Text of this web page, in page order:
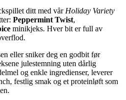
ditt med vår Holiday Variety
Peppermint Twist,
minikjeks. Hver bit er full av
eller sniker deg en godbit før
julestemning uten dårlig
og enkle ingredienser, leverer
festlig smak og et proteinløft som